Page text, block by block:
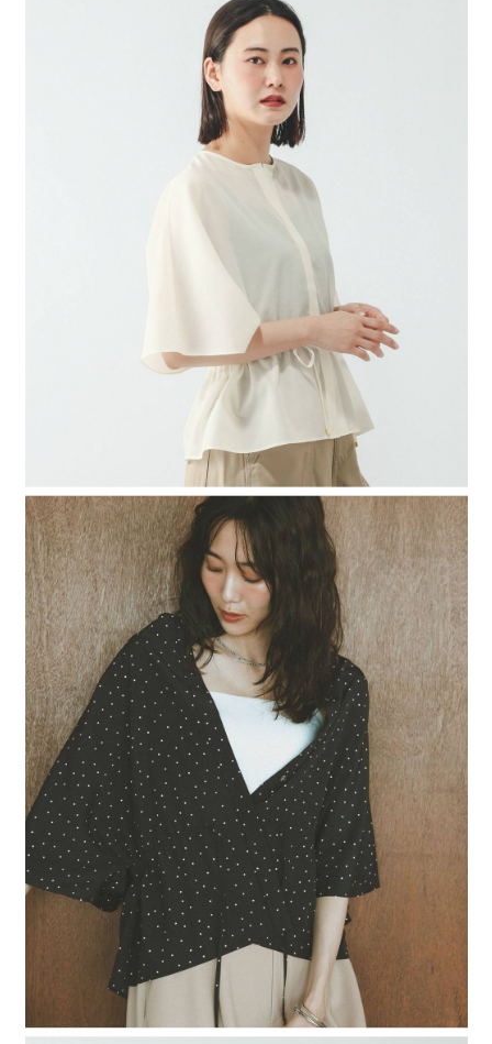
2.透過簡訊連結打開帳單後，可選擇「超商條碼／台灣大直營門市／銀行轉
帳／街口支付／iPASS MONEY」等通路繳費。
1.本服務係由「台灣大哥大股份有限公司」（以下簡稱本公司）所提供，讓
用戶於交易時，得透過本服務購買商品或服務，並由商店將買賣／分期付款
買賣價金債權讓與本公司後，依約使用本公司帳單繳交帳款。
2.基於同意付款使用「大哥付你分期」之契約關係目的，商店將以您的個人
資料（包含姓名、電話或地址）提供予台灣大哥大進項蒐集、處理及利用，
由本公司與您本人進行分期帳單所需資料之確認、核對及更正。
3.完整用戶服務條款，請詳閱以下連結：
https://oppay.tw/userRule
１．於結帳方式選擇「AFTEE先享後付」後，將跳轉至「AFTEE先享後付」
結帳頁面，進行簡訊認證並確認金額後，即可完成結帳。
２．訂單成立數日內，您將收到繳費通知簡訊。
３．收到繳費通知簡訊後14天內，點擊此簡訊中的連結，可透過四大超商／
ATM／網路銀行／等多元方式進行付款，方視為交易完成。
※ 請注意：結帳手續完成當下不需立刻繳費，但若您需要取消訂單，請聯絡
購買商品的店家。未經商家同意取消之訂單仍視為有效，需透過AFTEE先享
※ 交易是否成功請以「AFTEE先享後付 」之結帳頁面顯示為準，若有關於
是否繳費成功／繳費後需取消欲退款等相關疑問，請聯繫「AFTEE先享後付
https://netprotections.freshdesk.com/support/home
１．透過由恩沛科技股份有限公司提供之「AFTEE先享後付」服務完成之交
易，需依本服務之必要範圍內提供個人資料，並將交易相關給付款項請求債
２．關於個人資料處理事宜，請瀏覽以下網址： https://aftee.tw/terms/#terms3
３．未成年的使用者請事先徵得法定代理人或監護人之同意方可使用
「AFTEE先享後付」，若未經同意申辦者引起之損失，本公司不負相關責
４．使用「AFTEE先享後付」時，將依據個別帳號之用戶狀況，依本公司即
時審查核予不同之上限額度；若仍有額度不足之情形，本公司將視審查結果
５．嚴禁一人註冊多個帳號或使用他人資訊註冊。若發現惡意使用之情形，
恩沛科技股份有限公司將有權停止該用戶之使用額度並採取法律行動。
每筆NT$80，滿NT$888(含以上)免運費
每筆NT$80，滿NT$1,500(含以上)免運費
每筆NT$80，滿NT$1,500(含以上)免運費
每筆NT$80，滿NT$1,500(含以上)免運費